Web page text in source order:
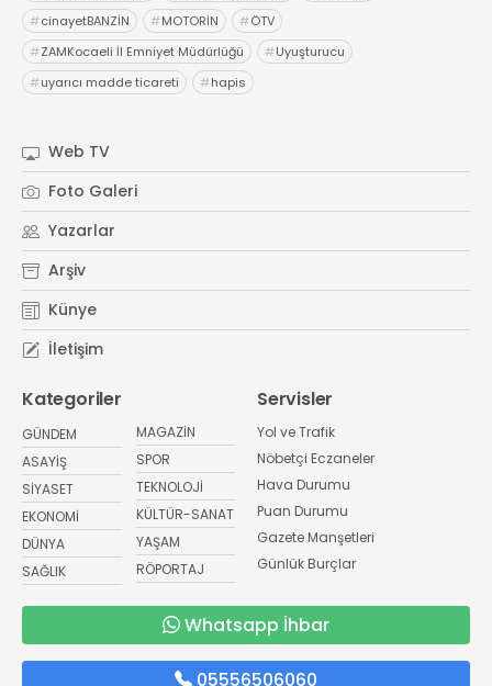
#cinayetBANZİN #MOTORİN #ÖTV
#ZAMKocaeli İl Emniyet Müdürlüğü #Uyuşturucu
#uyarıcı madde ticareti #hapis
Web TV
Foto Galeri
Yazarlar
Arşiv
Künye
İletişim
Kategoriler
GÜNDEM
ASAYİŞ
SİYASET
EKONOMİ
DÜNYA
SAĞLIK
MAGAZİN
SPOR
TEKNOLOJİ
KÜLTÜR-SANAT
YAŞAM
RÖPORTAJ
Servisler
Yol ve Trafik
Nöbetçi Eczaneler
Hava Durumu
Puan Durumu
Gazete Manşetleri
Günlük Burçlar
Whatsapp İhbar
05556506060